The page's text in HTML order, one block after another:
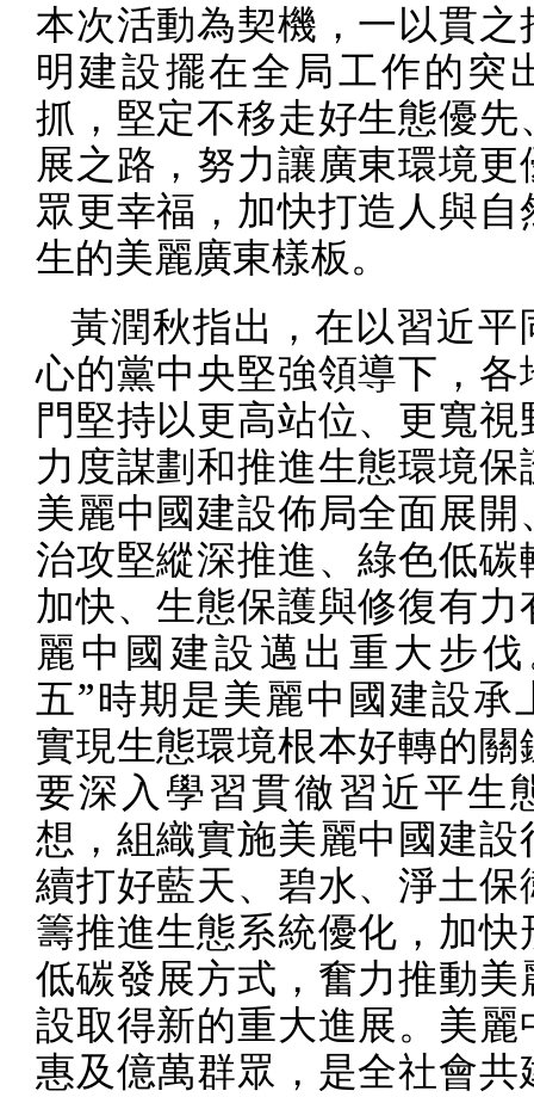
本次活動為契機，一以貫之
明建設擺在全局工作的突
抓，堅定不移走好生態優先
展之路，努力讓廣東環境更
眾更幸福，加快打造人與自
生的美麗廣東樣板。
黃潤秋指出，在以習近平
心的黨中央堅強領導下，各
門堅持以更高站位、更寬視
力度謀劃和推進生態環境保
美麗中國建設佈局全面展開
治攻堅縱深推進、綠色低碳
加快、生態保護與修復有力
麗中國建設邁出重大步
五”時期是美麗中國建設承
實現生態環境根本好轉的關
要深入學習貫徹習近平生
想，組織實施美麗中國建設
續打好藍天、碧水、淨土保
籌推進生態系統優化，加快
低碳發展方式，奮力推動美
設取得新的重大進展。美麗
惠及億萬群眾，是全社會共